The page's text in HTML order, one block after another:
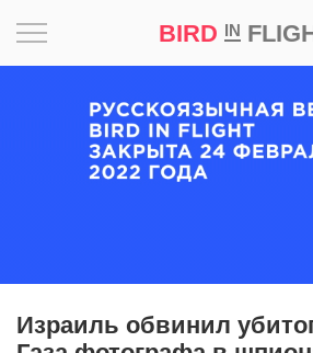
BIRD IN
Израиль обвинил